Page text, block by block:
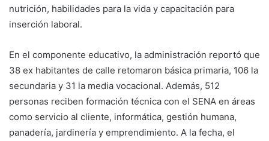
nutrición, habilidades para la vida y capacitación para
inserción laboral.
En el componente educativo, la administración reportó que
38 ex habitantes de calle retomaron básica primaria, 106 la
secundaria y 31 la media vocacional. Además, 512
personas reciben formación técnica con el SENA en áreas
como servicio al cliente, informática, gestión humana,
panadería, jardinería y emprendimiento. A la fecha, el